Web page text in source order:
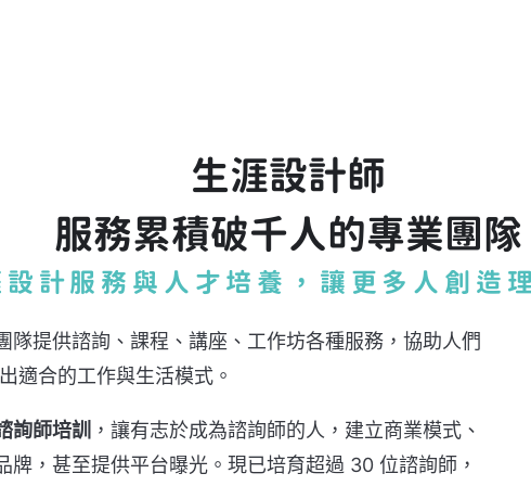
生涯設計師
服務累積破千人的專業團隊
設計服務與人才培養，讓更多人創造
隊提供諮詢、課程、講座、工作坊各種服務，協助人們
適合的工作與生活模式。
詢師培訓
，讓有志於成為諮詢師的人，建立商業模式、
牌，甚至提供平台曝光。現已培育超過 30 位諮詢師，